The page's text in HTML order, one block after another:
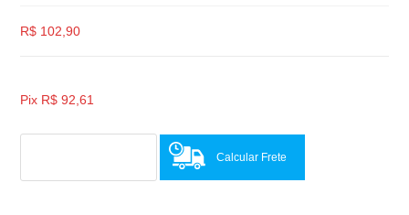
R$ 102,90
Pix R$ 92,61
Calcular Frete